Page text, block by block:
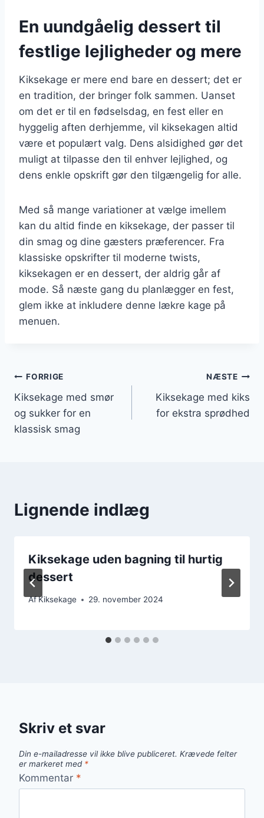
En uundgåelig dessert til
festlige lejligheder og mere
Kiksekage er mere end bare en dessert; det er
en tradition, der bringer folk sammen. Uanset
om det er til en fødselsdag, en fest eller en
hyggelig aften derhjemme, vil kiksekagen altid
være et populært valg. Dens alsidighed gør det
muligt at tilpasse den til enhver lejlighed, og
dens enkle opskrift gør den tilgængelig for alle.
Med så mange variationer at vælge imellem
kan du altid finde en kiksekage, der passer til
din smag og dine gæsters præferencer. Fra
klassiske opskrifter til moderne twists,
kiksekagen er en dessert, der aldrig går af
mode. Så næste gang du planlægger en fest,
glem ikke at inkludere denne lækre kage på
menuen.
Indlægsnavigation
FORRIGE
Kiksekage med smør
og sukker for en
klassisk smag
NÆSTE
Kiksekage med kiks
for ekstra sprødhed
Lignende indlæg
Kiksekage uden bagning til hurtig
dessert
AfKiksekage 29. november 2024
Skriv et svar
Din e-mailadresse vil ikke blive publiceret. Krævede felter
er markeret med *
Kommentar *